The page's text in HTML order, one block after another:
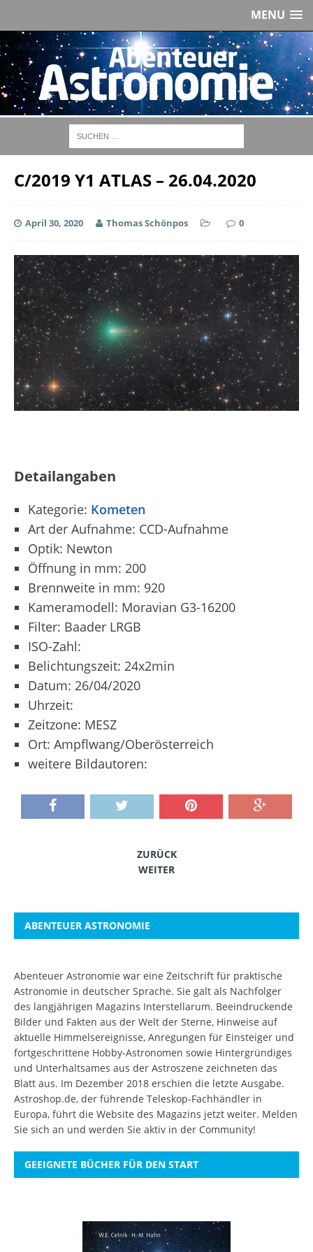
MENU
C/2019 Y1 ATLAS – 26.04.2020
April 30, 2020 Thomas Schönpos 0
Detailangaben
Kategorie: Kometen
Art der Aufnahme: CCD-Aufnahme
Optik: Newton
Öffnung in mm: 200
Brennweite in mm: 920
Kameramodell: Moravian G3-16200
Filter: Baader LRGB
ISO-Zahl:
Belichtungszeit: 24x2min
Datum: 26/04/2020
Uhrzeit:
Zeitzone: MESZ
Ort: Ampflwang/Oberösterreich
weitere Bildautoren:
ZURÜCK
WEITER
ABENTEUER ASTRONOMIE
Abenteuer Astronomie war eine Zeitschrift für praktische
Astronomie in deutscher Sprache. Sie galt als Nachfolger
des langjährigen Magazins Interstellarum. Beeindruckende
Bilder und Fakten aus der Welt der Sterne, Hinweise auf
aktuelle Himmelsereignisse, Anregungen für Einsteiger und
fortgeschrittene Hobby-Astronomen sowie Hintergründiges
und Unterhaltsames aus der Astroszene zeichneten das
Blatt aus. Im Dezember 2018 erschien die letzte Ausgabe.
Astroshop.de, der führende Teleskop-Fachhändler in
Europa, führt die Website des Magazins jetzt weiter. Melden
Sie sich an und werden Sie aktiv in der Community!
GEEIGNETE BÜCHER FÜR DEN START